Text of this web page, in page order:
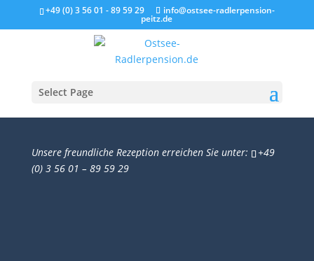
+49 (0) 3 56 01 - 89 59 29 info@ostsee-radlerpension-
peitz.de
Select Page
Unsere freundliche Rezeption erreichen Sie unter:
+49
(0) 3 56 01 – 89 59 29